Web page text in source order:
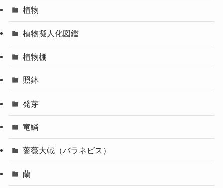
植物
植物擬人化図鑑
植物棚
照鉢
発芽
竜鱗
薔薇大戟（バラネビス）
蘭